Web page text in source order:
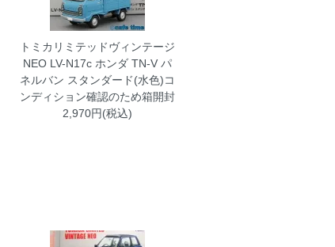
トミカリミテッドヴィンテージ
NEO LV-N17c ホンダ TN-V パ
ネルバン スタンダード(水色)コ
ンディション確認のため箱開封
2,970円(税込)